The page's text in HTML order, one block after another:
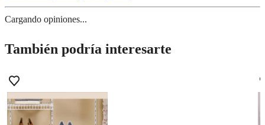
Cargando opiniones...
También podría interesarte